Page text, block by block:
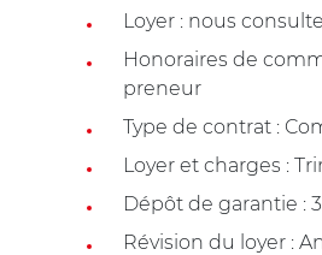
Loyer : nous
Honoraires de
preneur
Type de contrat :
Loyer et charges :
Dépôt de garantie :
Révision du loyer :